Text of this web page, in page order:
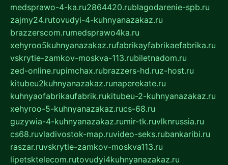
medsprawo-4-ka.ru2864420.rublagodarenie-spb.ru
zajmy24.rutovudyi-4-kuhnyanazakaz.ru
brazzerscom.rumedsprawo4ka.ru
xehyroo5kuhnyanazakaz.rufabrikayfabrikaefabrika.ru
vskrytie-zamkov-moskva-113.rubiletnadom.ru
zed-online.rupimchax.rubrazzers-hd.ruz-host.ru
kitubeu2kuhnyanazakaz.runaperekate.ru
kuhnyaofabrikaufabrik.rukitubeu-2-kuhnyanazakaz.ru
xehyroo-5-kuhnyanazakaz.rucs-68.ru
guzywia-4-kuhnyanazakaz.rumir-tk.ruvlknrussia.ru
cs68.ruvladivostok-map.ruvideo-seks.rubankaribi.ru
raszar.ruvskrytie-zamkov-moskva113.ru
lipetsktelecom.rutovudyi4kuhnyanazakaz.ru